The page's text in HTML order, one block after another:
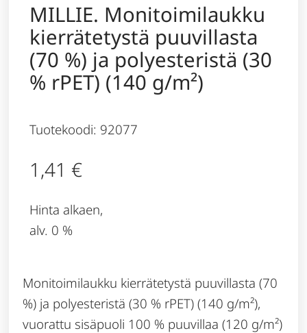
MILLIE. Monitoimilaukku
kierrätetystä puuvillasta
(70 %) ja polyesteristä (30
% rPET) (140 g/m²)
Tuotekoodi: 92077
1,41 €
Hinta alkaen,
alv. 0 %
Monitoimilaukku kierrätetystä puuvillasta (70
%) ja polyesteristä (30 % rPET) (140 g/m²),
vuorattu sisäpuoli 100 % puuvillaa (120 g/m²)